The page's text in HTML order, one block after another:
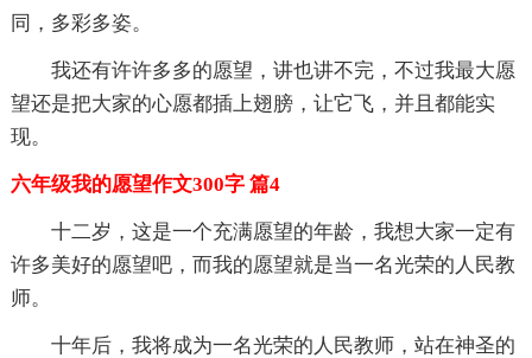
同，多彩多姿。
我还有许许多多的愿望，讲也讲不完，不过我最大愿
望还是把大家的心愿都插上翅膀，让它飞，并且都能实
现。
六年级我的愿望作文300字 篇4
十二岁，这是一个充满愿望的年龄，我想大家一定有
许多美好的愿望吧，而我的愿望就是当一名光荣的人民教
师。
十年后，我将成为一名光荣的人民教师，站在神圣的